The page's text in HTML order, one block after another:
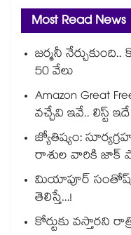
Most Read News
జర్మనీ నేర్చుకుంది..
50 వేలు
Amazon Great
వచ్చేవి ఇవే.. లిస్ట్
జ్యోతిష్యం:
రాశుల వారికి జాక్
మియాపూర్ సంతోష్
తెలిస్తే...!
కోర్టుకు వస్తారని